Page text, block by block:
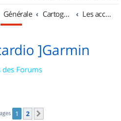
Générale Cartographie et GPS Les accessoires
]Garmin
Forums
1 2